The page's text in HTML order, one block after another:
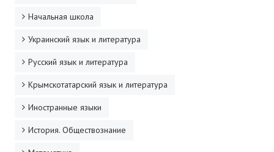
КОНТАКТЫ
Начальная школа
Украинский язык и литература
Русский язык и литература
Крымскотатарский язык и литература
Иностранные языки
История. Обществознание